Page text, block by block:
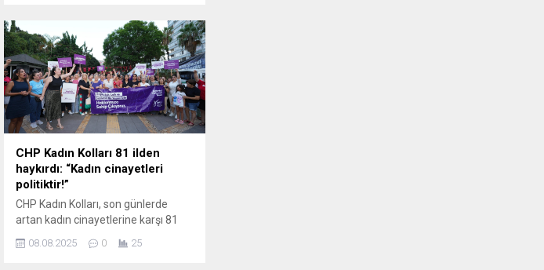
“Bir süredir belediyeye bardak su
satışı yapıyoruz ancak ücretini
alamadık. Borçlarımız da birikince
öfkelendim” diyen şüpheli,
tutuklandı. Olay, 9 Eylül saat 13.00
sıralarında Çukurova ilçesi...
CHP Kadın Kolları 81 ilden
haykırdı: “Kadın cinayetleri
politiktir!”
CHP Kadın Kolları, son günlerde
artan kadın cinayetlerine karşı 81
düzenledi: “Kadın cinayetleri
08.08.2025 0 25